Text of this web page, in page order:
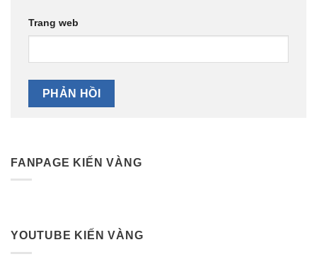
FANPAGE KIẾN VÀNG
YOUTUBE KIẾN VÀNG
Trang web